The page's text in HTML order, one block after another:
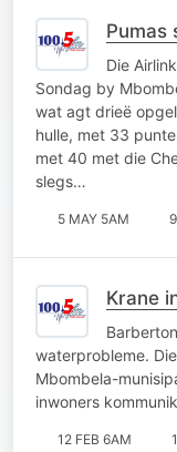
Pumas
Die
Sondag by
wat agt drieë
hulle, met 33
met 40 met die
slegs…
5 MAY 5AM
Krane
waterprobleme.
Mbombela-
inwoners
12 FEB 6AM